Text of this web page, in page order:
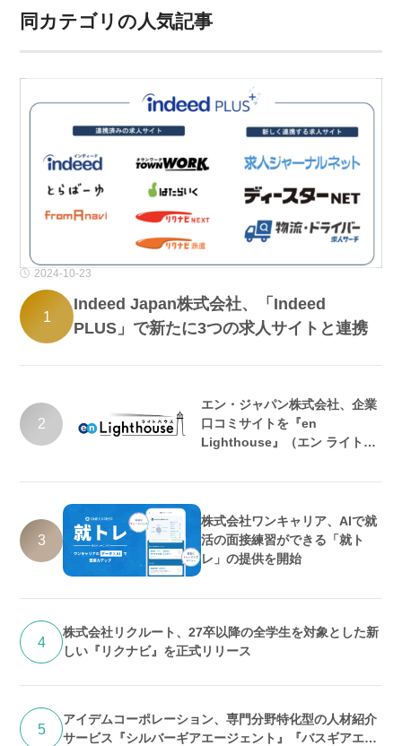
同カテゴリの人気記事
2024-10-23
1
Indeed Japan株式会社、「Indeed
PLUS」で新たに3つの求人サイトと連携
2
エン・ジャパン株式会社、企業
口コミサイトを『en
Lighthouse』（エン ライトハ
3
株式会社ワンキャリア、AIで就
活の面接練習ができる「就ト
レ」の提供を開始
4
株式会社リクルート、27卒以降の全学生を対象とした新
しい『リクナビ』を正式リリース
5
アイデムコーポレーション、専門分野特化型の人材紹介
サービス『シルバーギアエージェント』『バスギアエー